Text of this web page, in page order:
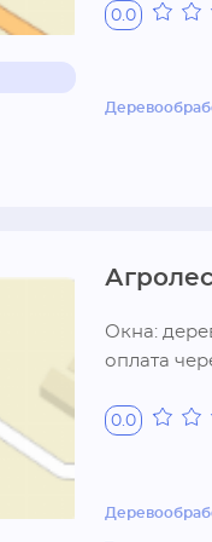
более
службы
0.0
Агролес
Окна:
оплата
0.0